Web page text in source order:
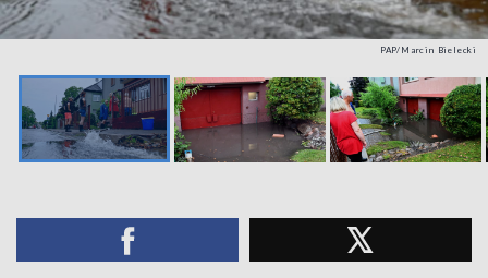
PAP/Marcin Bielecki